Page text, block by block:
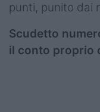
punti, punito dai
Scudetto
il conto proprio